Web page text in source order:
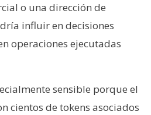
o una dirección de
influir en decisiones
operaciones ejecutadas
sensible porque el
cientos de tokens asociados